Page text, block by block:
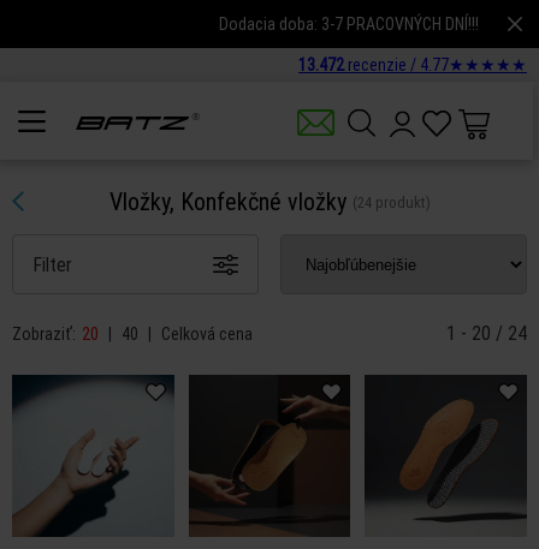
Dodacia doba: 3-7 PRACOVNÝCH DNÍ!!!
13.472recenzie / 4.77★ ★ ★ ★ ★
Vložky, Konfekčné vložky (24 produkt)
Filter
Zobraziť: 20 | 40 | Celková cena 1 - 20 / 24